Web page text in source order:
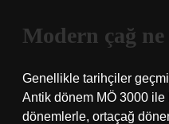
Modern çağ ne
Genellikle tarihçiler
Antik dönem MÖ 3000 ile
dönemlerle, ortaçağ